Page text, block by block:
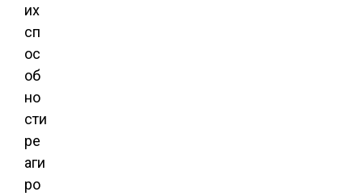
их
сп
ос
об
но
сти
ре
аги
ро